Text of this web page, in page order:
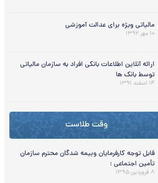
مالیاتی ویژه برای عدالت آموزشی
۱۰ مهر ۱۳۹۲
ارائه آنلاین اطلاعات بانکی افراد به سازمان مالیاتی
توسط بانک ها
۱۴ اسفند ۱۳۹۱
وقت طلاست
قابل توجه کارفرمایان وبیمه شدگان محترم سازمان
تأمین اجتماعی :
۸ فروردین ۱۳۹۵